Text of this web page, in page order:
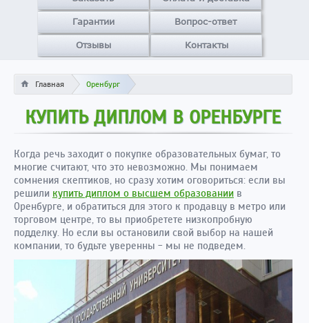
Гарантии Вопрос-ответ
Отзывы Контакты
Главная Оренбург
КУПИТЬ ДИПЛОМ В ОРЕНБУРГЕ
Когда речь заходит о покупке образовательных бумаг, то
многие считают, что это невозможно. Мы понимаем
сомнения скептиков, но сразу хотим оговориться: если вы
решили купить диплом о высшем образовании в
Оренбурге, и обратиться для этого к продавцу в метро или
торговом центре, то вы приобретете низкопробную
подделку. Но если вы остановили свой выбор на нашей
компании, то будьте уверенны - мы не подведем.